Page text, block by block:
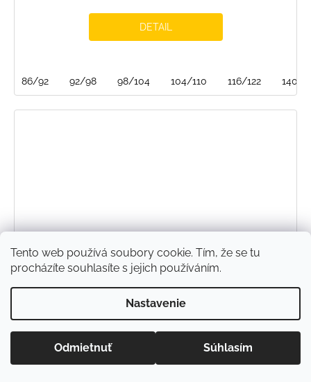
Tento web používá soubory cookie. Tím, že se tu
procházíte souhlasíte s jejich používáním.
Nastavenie
Odmietnuť Súhlasím
DETAIL
86/92 92/98 98/104 104/110 116/122 140/